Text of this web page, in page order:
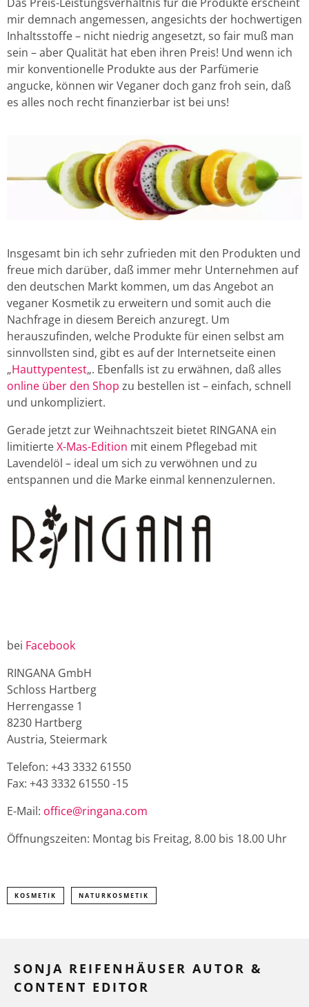
mir demnach angemessen, angesichts der hochwertigen
Inhaltsstoffe – nicht niedrig angesetzt, so fair muß man
sein – aber Qualität hat eben ihren Preis! Und wenn ich
mir konventionelle Produkte aus der Parfümerie
angucke, können wir Veganer doch ganz froh sein, daß
es alles noch recht finanzierbar ist bei uns!
Insgesamt bin ich sehr zufrieden mit den Produkten und
freue mich darüber, daß immer mehr Unternehmen auf
den deutschen Markt kommen, um das Angebot an
veganer Kosmetik zu erweitern und somit auch die
Nachfrage in diesem Bereich anzuregt. Um
herauszufinden, welche Produkte für einen selbst am
sinnvollsten sind, gibt es auf der Internetseite einen
„Hauttypentest„. Ebenfalls ist zu erwähnen, daß alles
online über den Shop zu bestellen ist – einfach, schnell
und unkompliziert.
Gerade jetzt zur Weihnachtszeit bietet RINGANA ein
limitierteX-Mas-Edition mit einem Pflegebad mit
Lavendelöl – ideal um sich zu verwöhnen und zu
entspannen und die Marke einmal kennenzulernen.
bei Facebook
RINGANA GmbH
Schloss Hartberg
Herrengasse 1
8230 Hartberg
Austria, Steiermark
Telefon: +43 3332 61550
Fax: +43 3332 61550 -15
E-Mail: office@ringana.com
Öffnungszeiten: Montag bis Freitag, 8.00 bis 18.00 Uhr
KOSMETIK NATURKOSMETIK
SONJA REIFENHÄUSER AUTOR &
CONTENT EDITOR